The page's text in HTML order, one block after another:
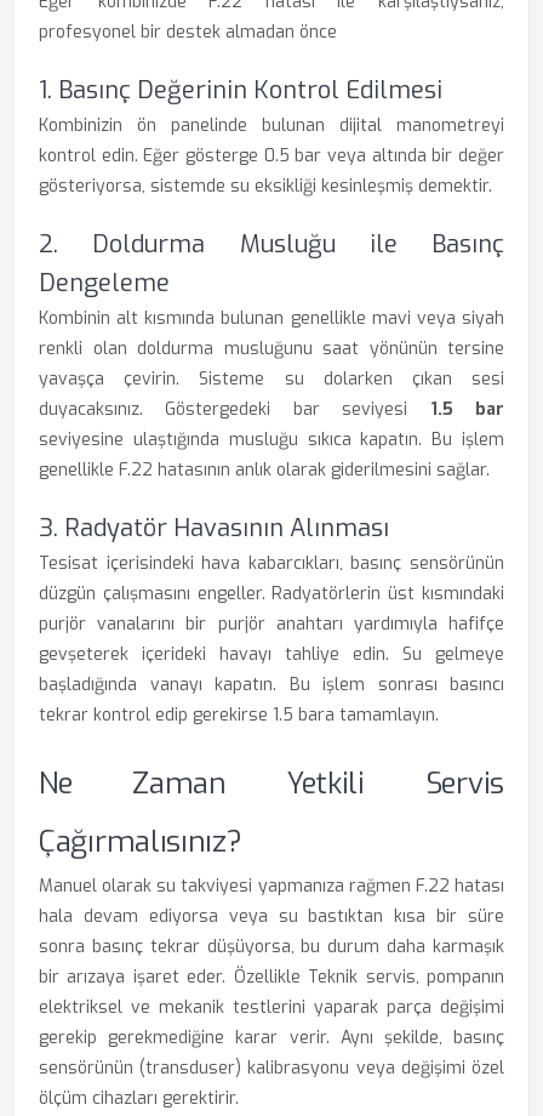
profesyonel bir destek almadan önce
1. Basınç Değerinin Kontrol Edilmesi
Kombinizin ön panelinde bulunan dijital manometreyi
kontrol edin. Eğer gösterge 0.5 bar veya altında bir değer
gösteriyorsa, sistemde su eksikliği kesinleşmiş demektir.
2. Doldurma Musluğu ile Basınç
Dengeleme
Kombinin alt kısmında bulunan genellikle mavi veya siyah
renkli olan doldurma musluğunu saat yönünün tersine
yavaşça çevirin. Sisteme su dolarken çıkan sesi
duyacaksınız. Göstergedeki bar seviyesi 1.5 bar
seviyesine ulaştığında musluğu sıkıca kapatın. Bu işlem
genellikle F.22 hatasının anlık olarak giderilmesini sağlar.
3. Radyatör Havasının Alınması
Tesisat içerisindeki hava kabarcıkları, basınç sensörünün
düzgün çalışmasını engeller. Radyatörlerin üst kısmındaki
purjör vanalarını bir purjör anahtarı yardımıyla hafifçe
gevşeterek içerideki havayı tahliye edin. Su gelmeye
başladığında vanayı kapatın. Bu işlem sonrası basıncı
tekrar kontrol edip gerekirse 1.5 bara tamamlayın.
Ne Zaman Yetkili Servis
Çağırmalısınız?
Manuel olarak su takviyesi yapmanıza rağmen F.22 hatası
hala devam ediyorsa veya su bastıktan kısa bir süre
sonra basınç tekrar düşüyorsa, bu durum daha karmaşık
bir arızaya işaret eder. Özellikle Teknik servis, pompanın
elektriksel ve mekanik testlerini yaparak parça değişimi
gerekip gerekmediğine karar verir. Aynı şekilde, basınç
sensörünün (transduser) kalibrasyonu veya değişimi özel
ölçüm cihazları gerektirir.